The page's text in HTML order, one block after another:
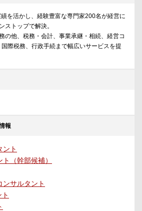
を活かし、経験豊富な専門家200名が経営に
ストップで解決。
の他、税務・会計、事業承継・相続、経営コ
際税務、行政手続まで幅広いサービスを提
報
ント
（幹部候補）
サルタント